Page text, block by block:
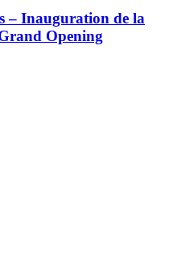
– Inauguration de la
Opening